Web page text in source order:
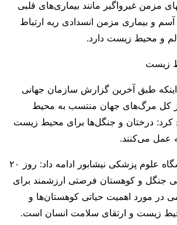
مزمن غیرواگیر مانند بیماری‌های قلبی
و بیماری مزمن انسدادی ریه ارتباط
و محیط زیست دارد.
زیست
طبق آخرین گزارش سازمان جهانی
از کل مرگ‌های جهان منتسب به محیط
درختان و جنگل‌ها برای محیط زیست
عمل می‌کنند.
معاون بهداشت دانشگاه علوم پزشکی نیشابور ادامه داد: روز ۲۰
جنگل و کوهستان فرصتی ارزشمند برای
در مورد اهمیت حیاتی کوهستان‌ها و
زیست و ارتقای سلامت انسان است.